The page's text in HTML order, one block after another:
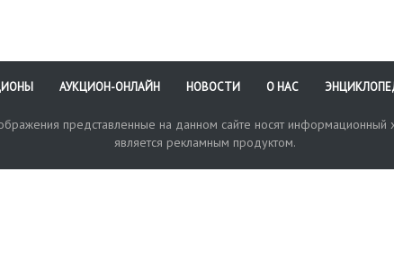
АУКЦИОН-ОНЛАЙН НОВОСТИ О НАС
представленные на данном сайте носят информационный
является рекламным продуктом.